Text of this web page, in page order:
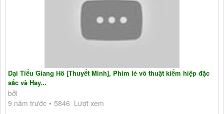
Đại Tiếu Giang Hồ [Thuyết Minh], Phim lẻ võ thuật kiếm hiệp đặc
sắc và Hay...
bởi
9 năm trước
5846 Lượt xem